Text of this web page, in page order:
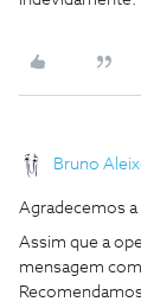
Bruno
Agradecemos a
Assim que a
mensagem